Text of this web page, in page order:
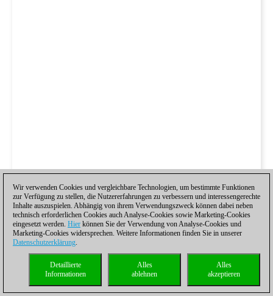
Wir verwenden Cookies und vergleichbare Technologien, um bestimmte Funktionen
zur Verfügung zu stellen, die Nutzererfahrungen zu verbessern und interessengerechte
Inhalte auszuspielen. Abhängig von ihrem Verwendungszweck können dabei neben
technisch erforderlichen Cookies auch Analyse-Cookies sowie Marketing-Cookies
eingesetzt werden. Hier können Sie der Verwendung von Analyse-Cookies und
Marketing-Cookies widersprechen. Weitere Informationen finden Sie in unserer
Datenschutzerklärung.
Alles
akzeptieren
Alles
ablehnen
Detaillierte
Informationen